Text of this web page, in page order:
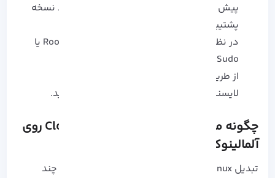
پیش از شروع مراحل تبدیل از داده های خود نسخه
پشتیبان تهیه کنید.
در نظر داشته باشید که باید دسترسی های Root یا
Sudo در سرور AlmaLinux ایجاد کنید.
از طریق SSH وارد سرور خود شوید.
لایسنس مربوط به CloudLinux را دریافت کنید.
چگونه می توان تبدیل و نصب CloudLinux روی
آلمالینوکس را انجام داد؟
تبدیل AlmaLinux به CloudLinux OS Shared تنها چند